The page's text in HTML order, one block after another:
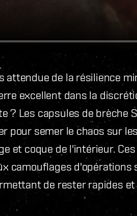
attendue de la résilience
excellent dans la
? Les capsules de brèche
pour semer le chaos sur
et coque de l'intérieur.
camouflages
de rester rapides